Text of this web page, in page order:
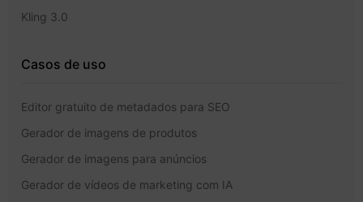
Kling 3.0
Casos de uso
Editor gratuito de metadados para SEO
Gerador de imagens de produtos
Gerador de imagens para anúncios
Gerador de vídeos de marketing com IA